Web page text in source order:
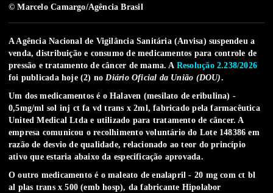
© Marcelo Camargo/Agência Brasil
A Agência Nacional de Vigilância Sanitária (Anvisa) suspendeu a
venda, distribuição e consumo de medicamentos para controle de
pressão e tratamento de câncer de mama. A Resolução 2.238/2026
foi publicada hoje (2) noDiário Oficial da União (DOU).
Um dos medicamentos é o Halaven (mesilato de eribulina) -
0,5mg/ml sol inj ct fa vd trans x 2ml, fabricado pela farmacêutica
United Medical Ltda e utilizado para tratamento de câncer. A
empresa comunicou o recolhimento voluntário do Lote 148386 em
razão de desvio de qualidade, relacionado ao teor do princípio
ativo que estaria abaixo da especificação aprovada.
O outro medicamento é o maleato de enalapril - 20 mg com ct bl
al plas trans x 500 (emb hosp), da fabricante Hipolabor